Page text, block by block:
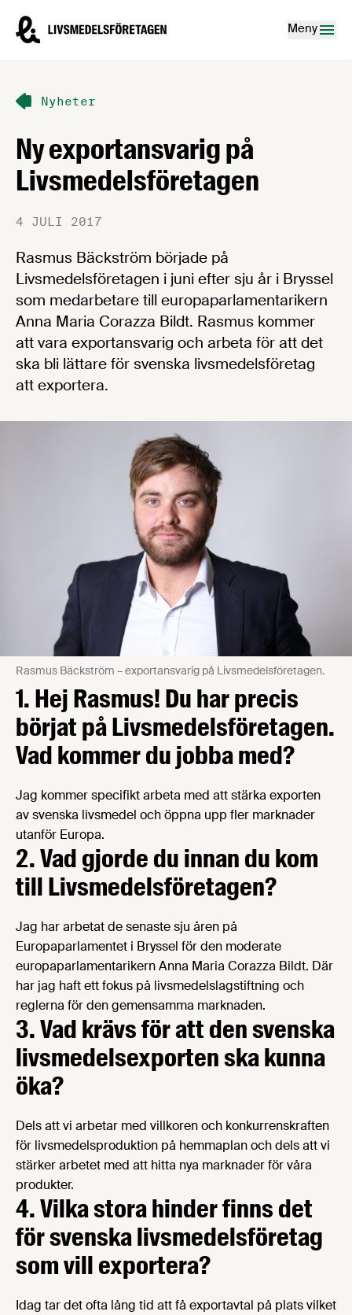
Livsmedelsföretagen – till startsidan
Meny
Nyheter
Ny exportansvarig på
Livsmedelsföretagen
4 JULI 2017
Rasmus Bäckström började på
Livsmedelsföretagen i juni efter sju år i Bryssel
som medarbetare till europaparlamentarikern
Anna Maria Corazza Bildt. Rasmus kommer
att vara exportansvarig och arbeta för att det
ska bli lättare för svenska livsmedelsföretag
att exportera.
Rasmus Bäckström – exportansvarig på Livsmedelsföretagen.
1. Hej Rasmus! Du har precis
börjat på Livsmedels­företagen.
Vad kommer du jobba med?
Jag kommer specifikt arbeta med att stärka exporten
av svenska livsmedel och öppna upp fler marknader
utanför Europa.
2. Vad gjorde du innan du kom
till Livsmedels­företagen?
Jag har arbetat de senaste sju åren på
Europaparlamentet i Bryssel för den moderate
europaparlamentarikern Anna Maria Corazza Bildt. Där
har jag haft ett fokus på livsmedelslagstiftning och
reglerna för den gemensamma marknaden.
3. Vad krävs för att den svenska
livsmedelsexporten ska kunna
öka?
Dels att vi arbetar med villkoren och konkurrenskraften
för livsmedelsproduktion på hemmaplan och dels att vi
stärker arbetet med att hitta nya marknader för våra
produkter.
4. Vilka stora hinder finns det
för svenska livsmedelsföretag
som vill exportera?
Idag tar det ofta lång tid att få exportavtal på plats vilket